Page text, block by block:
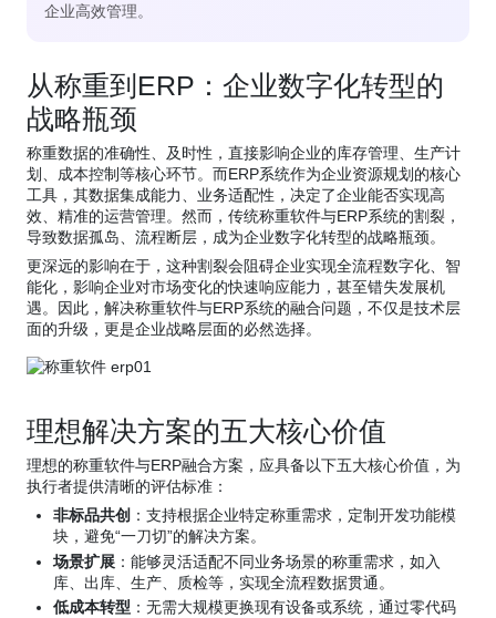
企业高效管理。
从称重到ERP：企业数字化转型的
战略瓶颈
称重数据的准确性、及时性，直接影响企业的库存管理、生产计
划、成本控制等核心环节。而ERP系统作为企业资源规划的核心
工具，其数据集成能力、业务适配性，决定了企业能否实现高
效、精准的运营管理。然而，传统称重软件与ERP系统的割裂，
导致数据孤岛、流程断层，成为企业数字化转型的战略瓶颈。
更深远的影响在于，这种割裂会阻碍企业实现全流程数字化、智
能化，影响企业对市场变化的快速响应能力，甚至错失发展机
遇。因此，解决称重软件与ERP系统的融合问题，不仅是技术层
面的升级，更是企业战略层面的必然选择。
理想解决方案的五大核心价值
理想的称重软件与ERP融合方案，应具备以下五大核心价值，为
执行者提供清晰的评估标准：
非标品共创 ：支持根据企业特定称重需求，定制开发功能模
块，避免“一刀切”的解决方案。
场景扩展 ：能够灵活适配不同业务场景的称重需求，如入
库、出库、生产、质检等，实现全流程数据贯通。
低成本转型 ：无需大规模更换现有设备或系统，通过零代码